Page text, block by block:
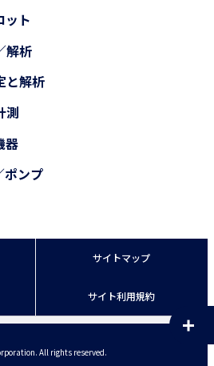
ット
解析
と解析
測
器
ポンプ
サイトマップ
サイト利用規約
All rights reserved.